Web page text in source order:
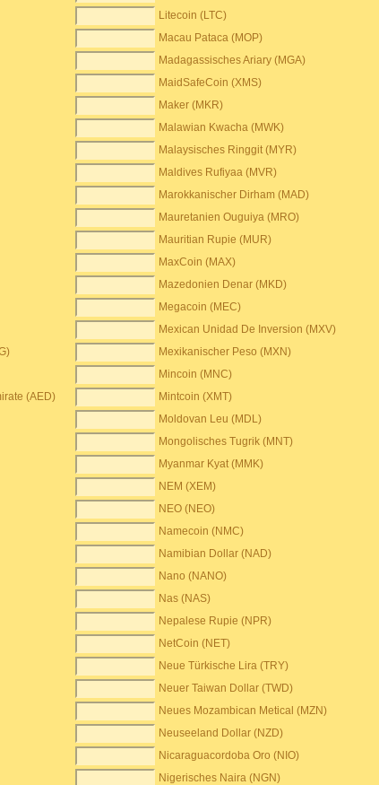
Litecoin (LTC)
Macau Pataca (MOP)
Madagassisches Ariary (MGA)
MaidSafeCoin (XMS)
Maker (MKR)
Malawian Kwacha (MWK)
Malaysisches Ringgit (MYR)
Maldives Rufiyaa (MVR)
Marokkanischer Dirham (MAD)
Mauretanien Ouguiya (MRO)
Mauritian Rupie (MUR)
MaxCoin (MAX)
Mazedonien Denar (MKD)
Megacoin (MEC)
Mexican Unidad De Inversion (MXV)
Mexikanischer Peso (MXN)
Mincoin (MNC)
(AED)
Mintcoin (XMT)
Moldovan Leu (MDL)
Mongolisches Tugrik (MNT)
Myanmar Kyat (MMK)
NEM (XEM)
NEO (NEO)
Namecoin (NMC)
Namibian Dollar (NAD)
Nano (NANO)
Nas (NAS)
Nepalese Rupie (NPR)
NetCoin (NET)
Neue Türkische Lira (TRY)
Neuer Taiwan Dollar (TWD)
Neues Mozambican Metical (MZN)
Neuseeland Dollar (NZD)
Nicaraguacordoba Oro (NIO)
Nigerisches Naira (NGN)